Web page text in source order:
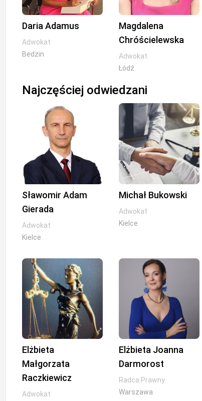
Daria Adamus
Adwokat
Bedzin
Magdalena
Chróścielewska
Adwokat
Łódź
Najczęściej odwiedzani
Sławomir Adam
Gierada
Adwokat
Kielce
Michał Bukowski
Adwokat
Kielce
Elżbieta
Małgorzata
Raczkiewicz
Adwokat
Elżbieta Joanna
Darmorost
Radca Prawny
Warszawa